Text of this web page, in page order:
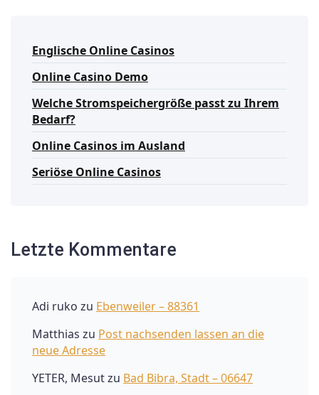
Englische Online Casinos
Online Casino Demo
Welche Stromspeichergröße passt zu Ihrem
Bedarf?
Online Casinos im Ausland
Seriöse Online Casinos
Letzte Kommentare
Adi ruko zu Ebenweiler – 88361
Matthias zu Post nachsenden lassen an die
neue Adresse
YETER, Mesutzu Bad Bibra, Stadt – 06647